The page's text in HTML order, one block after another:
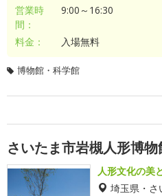
営業時
間：
9:00～16:30
料金： 入場無料
博物館・科学館
さいたま市岩槻人形博物
人形文化の美
埼玉県・さ